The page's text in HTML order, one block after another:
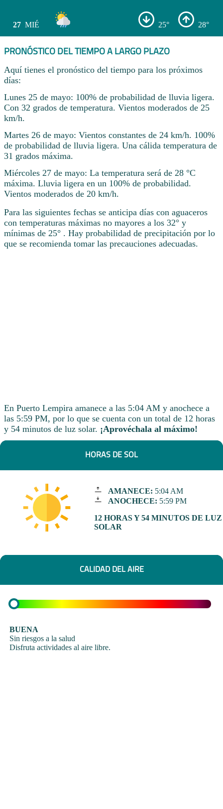
27 MIÉ 25° 28°
PRONÓSTICO DEL TIEMPO A LARGO PLAZO
Aquí tienes el pronóstico del tiempo para los próximos
días:
Lunes 25 de mayo: 100% de probabilidad de lluvia ligera.
Con 32 grados de temperatura. Vientos moderados de 25
km/h.
Martes 26 de mayo: Vientos constantes de 24 km/h. 100%
de probabilidad de lluvia ligera. Una cálida temperatura de
31 grados máxima.
Miércoles 27 de mayo: La temperatura será de 28 °C
máxima. Lluvia ligera en un 100% de probabilidad.
Vientos moderados de 20 km/h.
Para las siguientes fechas se anticipa días con aguaceros
con temperaturas máximas no mayores a los 32° y
mínimas de 25° . Hay probabilidad de precipitación por lo
que se recomienda tomar las precauciones adecuadas.
En Puerto Lempira amanece a las 5:04 AM y anochece a
las 5:59 PM, por lo que se cuenta con un total de 12 horas
y 54 minutos de luz solar. ¡Aprovéchala al máximo!
HORAS DE SOL
AMANECE: 5:04 AM
ANOCHECE: 5:59 PM
12 HORAS Y 54 MINUTOS DE LUZ
SOLAR
CALIDAD DEL AIRE
BUENA
Sin riesgos a la salud
Disfruta actividades al aire libre.